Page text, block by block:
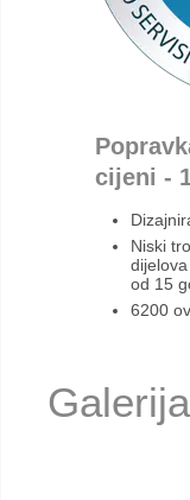
cijeni -
Niski
od 15
6200